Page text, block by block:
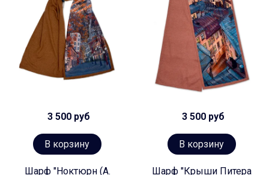
3 500 руб
В корзину
Шарф "Ноктюрн (А.
3 500 руб
В корзину
Шарф "Крыши Питера